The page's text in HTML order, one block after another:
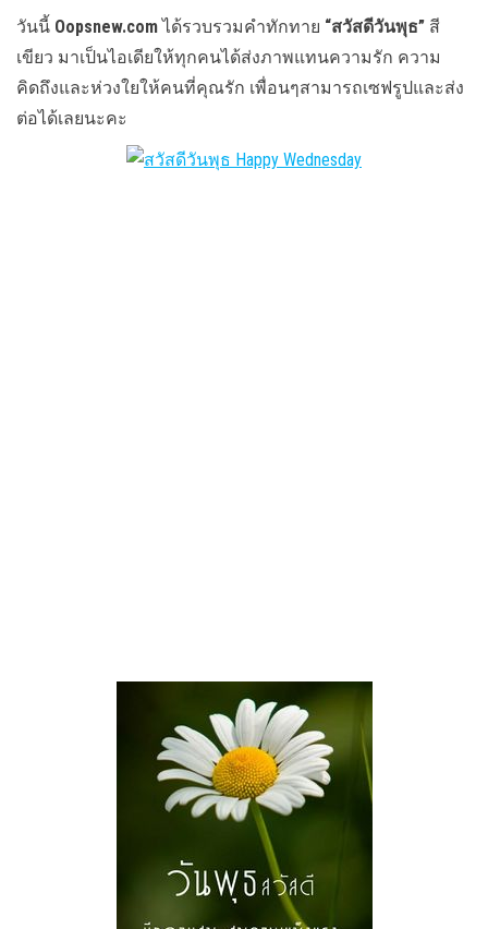
วันนี้ Oopsnew.comได้รวบรวมคำทักทาย “สวัสดีวันพุธ” สี
เขียว มาเป็นไอเดียให้ทุกคนได้ส่งภาพแทนความรัก ความ
คิดถึงและห่วงใยให้คนที่คุณรัก เพื่อนๆสามารถเซฟรูปและส่ง
ต่อได้เลยนะคะ